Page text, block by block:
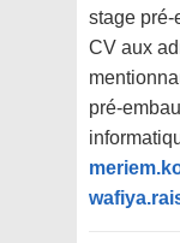
stage pré-
CV aux
pré-